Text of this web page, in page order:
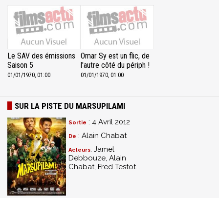
Le SAV des émissions
Saison 5
01/01/1970, 01:00
Omar Sy est un flic, de
l'autre côté du périph !
01/01/1970, 01:00
SUR LA PISTE DU MARSUPILAMI
Sortie : 4 Avril 2012
De : Alain Chabat
Acteurs: Jamel
Debbouze, Alain
Chabat, Fred Testot...